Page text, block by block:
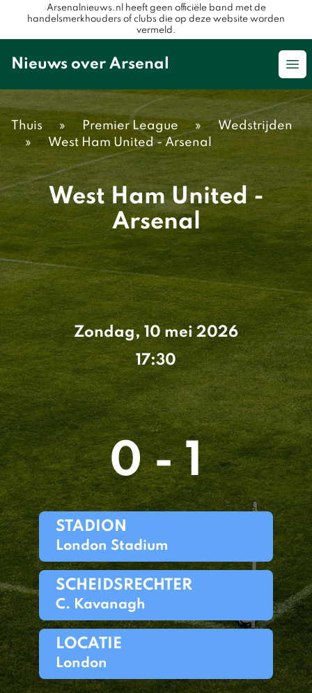
Arsenalnieuws.nl heeft geen officiële band met de
handelsmerkhouders of clubs die op deze website worden
vermeld.
Nieuws over Arsenal
Thuis » Premier League »
Wedstrijden
»
West Ham United - Arsenal
West Ham United -
Arsenal
Zondag, 10 mei 2026
17:30
0 - 1
STADION
London Stadium
SCHEIDSRECHTER
C. Kavanagh
LOCATIE
London